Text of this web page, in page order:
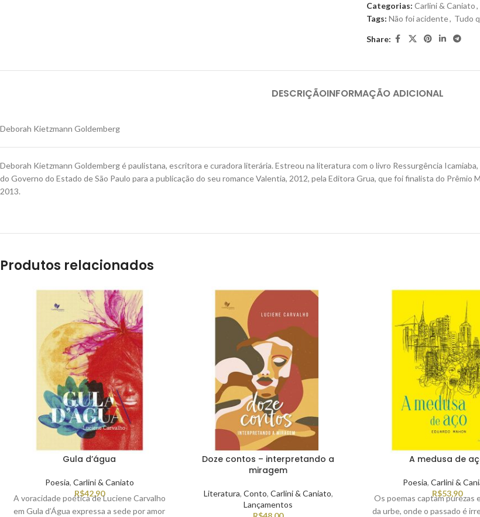
Categorias: Carlini & Caniato,
Tags: Não foi acidente, Tudo
Share:
DESCRIÇÃOINFORMAÇÃO ADICIONAL
Deborah Kietzmann Goldemberg
Deborah Kietzmann Goldemberg é paulistana, escritora e curadora literária. Estreou na literatura com o livro Ressurgência
do Governo do Estado de São Paulo para a publicação do seu romance Valentia, 2012, pela Editora Grua, que foi finalista do
2013.
Produtos relacionados
Gula d’água
Poesia, Carlini & Caniato
R$42,90
A voracidade poética de Luciene Carvalho
em Gula d’Água expressa a sede por amor
Doze contos – interpretando a
miragem
Literatura, Conto, Carlini & Caniato,
Lançamentos
A medusa de
Poesia, Carlini &
R$53,90
Os poemas captam purezas
da urbe, onde o passado é